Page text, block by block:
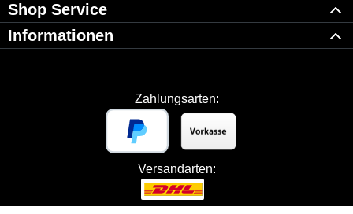
Shop Service
Informationen
Zahlungsarten:
Versandarten: